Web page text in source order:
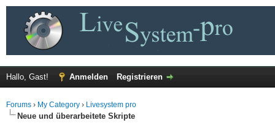
Hallo, Gast! Anmelden Registrieren
Forums › My Category › Livesystem pro
Neue und überarbeitete Skripte